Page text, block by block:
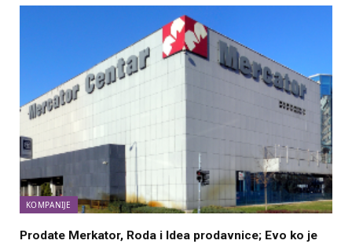
KOMPANIJE
Prodate Merkator, Roda i Idea prodavnice; Evo ko je